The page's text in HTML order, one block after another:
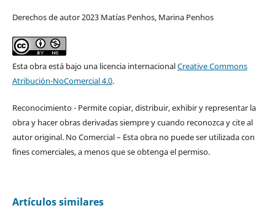
Derechos de autor 2023 Matías Penhos, Marina Penhos
Esta obra está bajo una licencia internacionalCreative Commons
Atribución-NoComercial 4.0.
Reconocimiento - Permite copiar, distribuir, exhibir y representar la
obra y hacer obras derivadas siempre y cuando reconozca y cite al
autor original. No Comercial – Esta obra no puede ser utilizada con
fines comerciales, a menos que se obtenga el permiso.
Artículos similares